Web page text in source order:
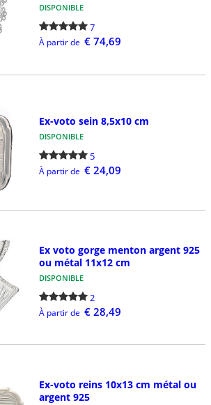
DISPONIBLE
7
À partir de € 74,69
Ex-voto sein 8,5x10 cm
DISPONIBLE
5
À partir de € 24,09
Ex voto gorge menton argent 925
ou métal 11x12 cm
DISPONIBLE
2
À partir de € 28,49
Ex-voto reins 10x13 cm métal ou
argent 925